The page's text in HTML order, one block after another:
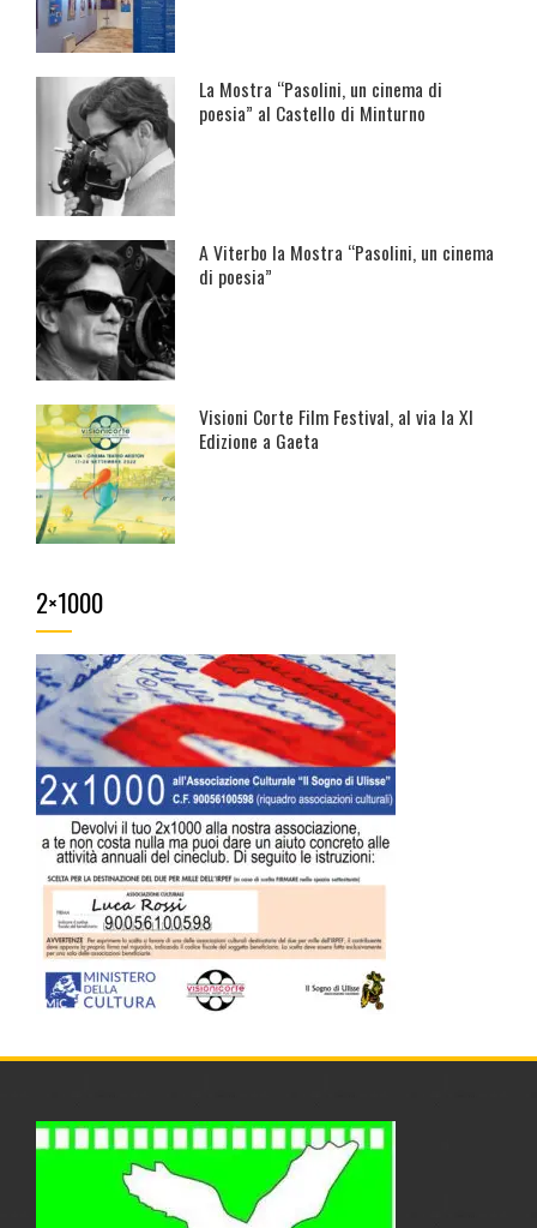
La Mostra “Pasolini, un cinema di
poesia” al Castello di Minturno
A Viterbo la Mostra “Pasolini, un cinema
di poesia”
Visioni Corte Film Festival, al via la XI
Edizione a Gaeta
2×1000